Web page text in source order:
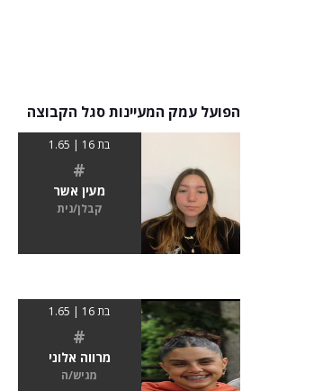
הפועל עמק המעיינות סגל הקבוצה
בת 16 | 1.65
#
מעין אשר
קבלן/נית
בת 16 | 1.65
#
מרווה אלוני
מגיש/ה